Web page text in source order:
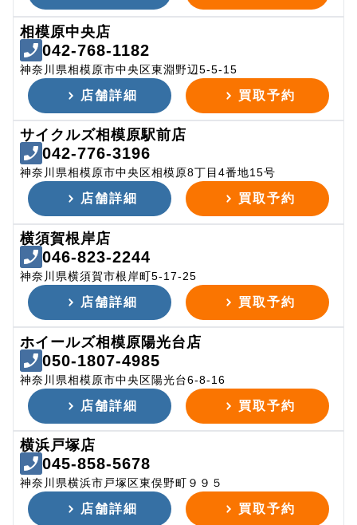
相模原中央店
042-768-1182
神奈川県相模原市中央区東淵野辺5-5-15
店舗詳細 買取予約
サイクルズ相模原駅前店
042-776-3196
神奈川県相模原市中央区相模原8丁目4番地15号
店舗詳細 買取予約
横須賀根岸店
046-823-2244
神奈川県横須賀市根岸町5-17-25
店舗詳細 買取予約
ホイールズ相模原陽光台店
050-1807-4985
神奈川県相模原市中央区陽光台6-8-16
店舗詳細 買取予約
横浜戸塚店
045-858-5678
神奈川県横浜市戸塚区東俣野町９９５
店舗詳細 買取予約